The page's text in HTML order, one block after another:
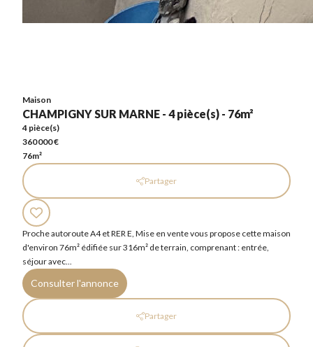
Maison
CHAMPIGNY SUR MARNE - 4 pièce(s) - 76m²
4 pièce(s)
360 000 €
76m²
Partager
Proche autoroute A4 et RER E, Mise en vente vous propose cette maison
d'environ 76m² édifiée sur 316m² de terrain, comprenant : entrée,
séjour avec...
Consulter l'annonce
Partager